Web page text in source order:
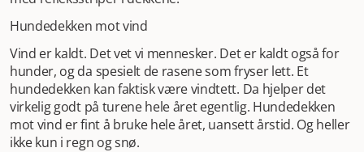
Hundedekken mot vind
Vind er kaldt. Det vet vi mennesker. Det er kaldt også for
hunder, og da spesielt de rasene som fryser lett. Et
hundedekken kan faktisk være vindtett. Da hjelper det
virkelig godt på turene hele året egentlig. Hundedekken
mot vind er fint å bruke hele året, uansett årstid. Og heller
ikke kun i regn og snø.